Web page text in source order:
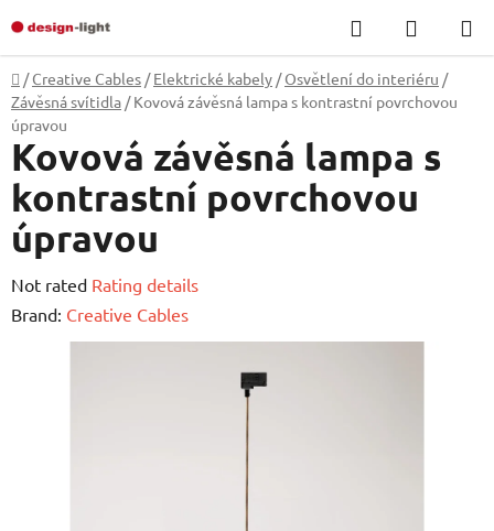
to
content
Search
CART
Home
/ Creative Cables / Elektrické kabely / Osvětlení do interiéru /
Závěsná svítidla / Kovová závěsná lampa s kontrastní povrchovou
úpravou
Kovová závěsná lampa s
kontrastní povrchovou
úpravou
The
average
Not rated Rating details
Brand: Creative Cables